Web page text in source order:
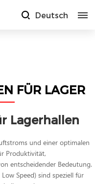
Deutsch
FÜR LAGER
Lagerhallen
und einer optimalen
Produktivität,
entscheidender Bedeutung.
Speed) sind speziell für